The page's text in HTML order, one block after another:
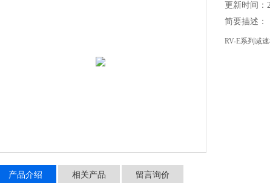
更新时间：
简要描述：
RV-E系列减
产品介绍 相关产品 留言询价